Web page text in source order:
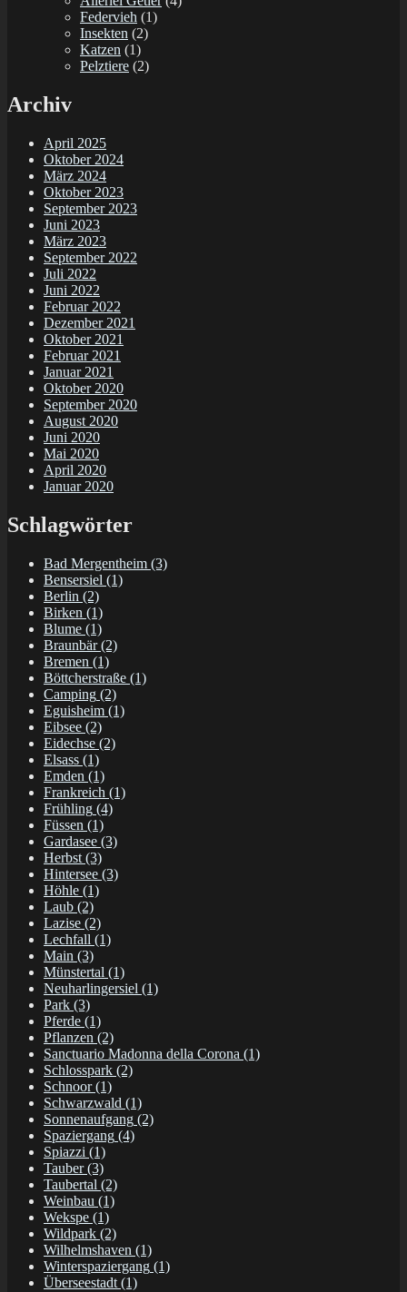
Federvieh (1)
Insekten (2)
Katzen (1)
Pelztiere (2)
Archiv
April 2025
Oktober 2024
März 2024
Oktober 2023
September 2023
Juni 2023
März 2023
September 2022
Juli 2022
Juni 2022
Februar 2022
Dezember 2021
Oktober 2021
Februar 2021
Januar 2021
Oktober 2020
September 2020
August 2020
Juni 2020
Mai 2020
April 2020
Januar 2020
Schlagwörter
Bad Mergentheim (3)
Bensersiel (1)
Berlin (2)
Birken (1)
Blume (1)
Braunbär(2)
Bremen (1)
Böttcherstraße (1)
Camping (2)
Eguisheim (1)
Eibsee (2)
Eidechse (2)
Elsass (1)
Emden (1)
Frankreich (1)
Frühling (4)
Füssen (1)
Gardasee (3)
Herbst (3)
Hintersee (3)
Höhle (1)
Laub (2)
Lazise (2)
Lechfall (1)
Main (3)
Münstertal (1)
Neuharlingersiel (1)
Park (3)
Pferde (1)
Pflanzen (2)
Sanctuario Madonna della Corona (1)
Schlosspark (2)
Schnoor(1)
Schwarzwald (1)
Sonnenaufgang (2)
Spaziergang (4)
Spiazzi (1)
Tauber(3)
Taubertal (2)
Weinbau (1)
Wekspe (1)
Wildpark (2)
Wilhelmshaven (1)
Winterspaziergang (1)
Überseestadt (1)